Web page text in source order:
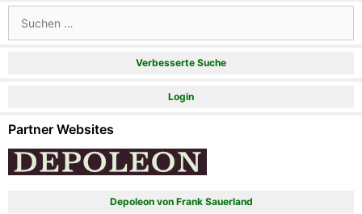
nach:
Verbesserte Suche
Login
Partner Websites
Depoleon von Frank Sauerland